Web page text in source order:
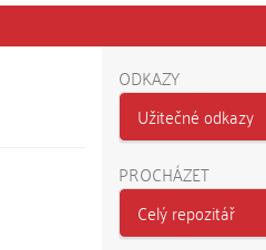
ODKAZY
Užitečné odkazy
PROCHÁZET
Celý repozitář